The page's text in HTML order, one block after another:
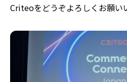
Criteoをどうぞよろしくお願い